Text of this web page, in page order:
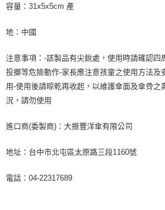
容量：31x5x5cm 產
地：中國
注意事項：-該製品有尖銳處，使用時請確認四
投擲等危險動作-家長應注意孩童之使用方法及
用-使用後請晾乾再收起，以維護傘面及傘骨之
況，請勿使用
進口商(委製商)：大振豐洋傘有限公司
地址：台中市北屯區太原路三段1160號
電話：04-22317689